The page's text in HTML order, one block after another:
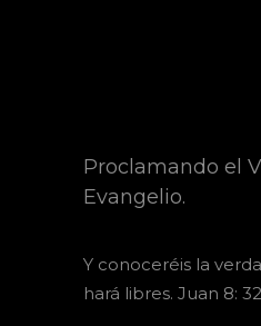
Proclamando el
Evangelio.
Y conoceréis la
hará libres. Juan 8: 32